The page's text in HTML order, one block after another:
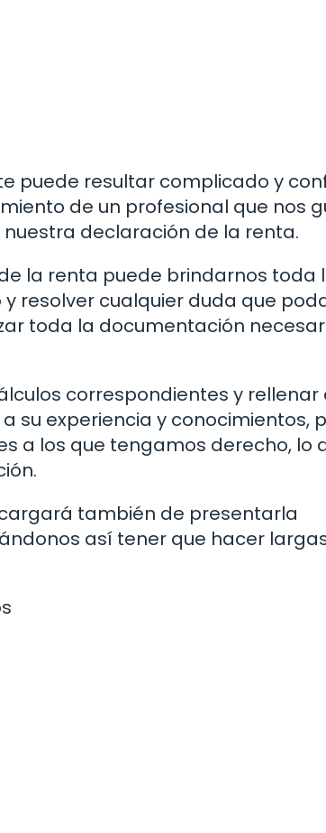
puede resultar complicado y
de un profesional que nos
declaración de la renta.
la renta puede brindarnos toda
resolver cualquier duda que
toda la documentación
correspondientes y rellenar
su experiencia y conocimientos,
a los que tengamos derecho, lo
también de presentarla
así tener que hacer